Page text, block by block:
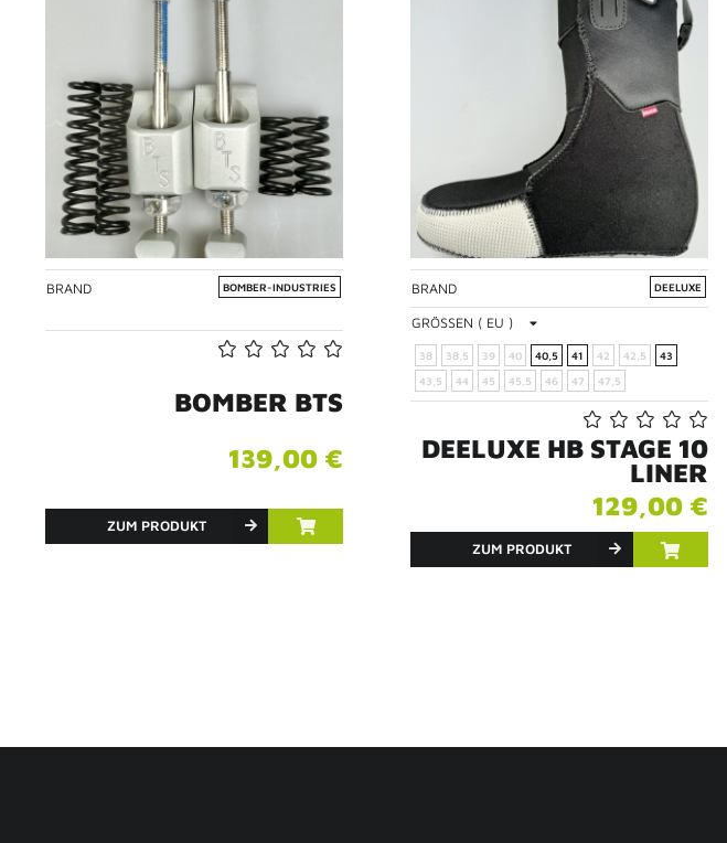
BRAND BOMBER-INDUSTRIES
BOMBER BTS
139,00 €
ZUM PRODUKT
BRAND DEELUXE
GRÖSSEN ( EU )
38 38,5 39 40 40,5 41 42 42,5 43
43,5 44 45 45,5 46 47 47,5
DEELUXE HB STAGE 10
LINER
129,00 €
ZUM PRODUKT